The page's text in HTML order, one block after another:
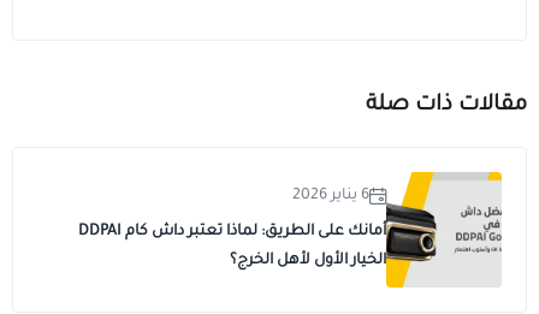
مقالات ذات صلة
6 يناير 2026
أمانك على الطريق: لماذا تعتبر داش كام DDPAI
الخيار الأول لأهل الخرج؟